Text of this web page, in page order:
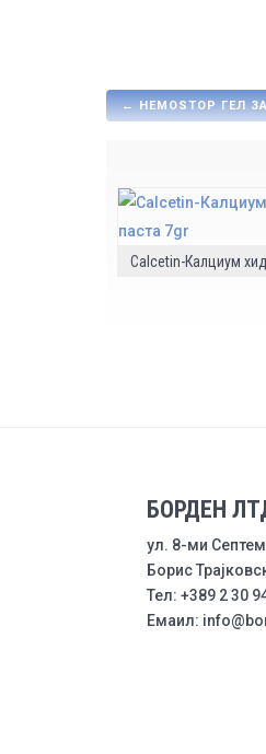
←HEMOSTOP ГЕЛ
Calcetin-Калциум
БОРДЕН
ул. 8-ми
Борис
Тел: +389 2 30
Емаил: